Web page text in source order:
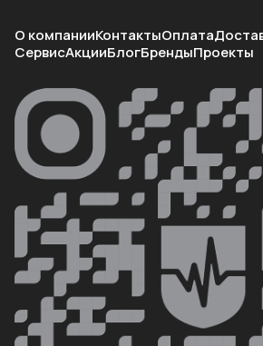
О компанииКонтактыОплата
СервисАкцииБлогБрендыПроекты